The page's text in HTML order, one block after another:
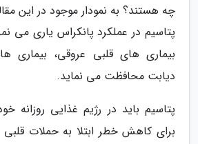
چه هستند؟ به نمودار موجود در این
پتاسیم در عملکرد پانکراس یاری می
بیماری های قلبی عروقی، بیماری
دیابت محافظت می نماید.
پتاسیم باید در رژیم غذایی روزانه
برای کاهش خطر ابتلا به حملات